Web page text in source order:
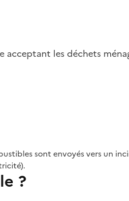
les déchets
sont envoyés vers un
?